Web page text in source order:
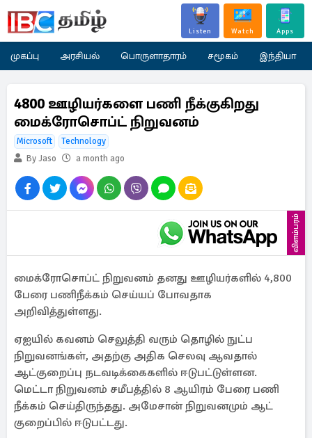
Listen Watch Apps
முகப்பு அரசியல் பொருளாதாரம் சமூகம் இந்தியா
4800 ஊழியர்களை பணி நீக்குகிறது
மைக்ரோசொப்ட் நிறுவனம்
Microsoft
Technology
By Jaso
a month ago
விளம்பரம்
மைக்ரோசொப்ட் நிறுவனம் தனது ஊழியர்களில் 4,800
பேரை பணிநீக்கம் செய்யப் போவதாக
அறிவித்துள்ளது.
ஏஐயில் கவனம் செலுத்தி வரும் தொழில் நுட்ப
நிறுவனங்கள், அதற்கு அதிக செலவு ஆவதால்
ஆட்குறைப்பு நடவடிக்கைகளில் ஈடுபட்டுள்ளன.
மெட்டா நிறுவனம் சமீபத்தில் 8 ஆயிரம் பேரை பணி
நீக்கம் செய்திருந்தது. அமேசான் நிறுவனமும் ஆட்
குறைப்பில் ஈடுபட்டது.